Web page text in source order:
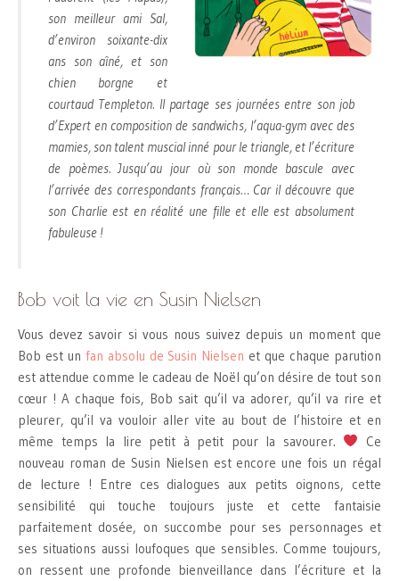
son meilleur ami Sal,
d’environ soixante-dix
ans son aîné, et son
chien borgne et
courtaud Templeton. Il partage ses journées entre son job
d’Expert en composition de sandwichs, l’aqua-gym avec des
mamies, son talent muscial inné pour le triangle, et l’écriture
de poèmes. Jusqu’au jour où son monde bascule avec
l’arrivée des correspondants français… Car il découvre que
son Charlie est en réalité une fille et elle est absolument
fabuleuse !
Bob voit la vie en Susin Nielsen
Vous devez savoir si vous nous suivez depuis un moment que
Bob est un fan absolu de Susin Nielsen et que chaque parution
est attendue comme le cadeau de Noël qu’on désire de tout son
cœur ! A chaque fois, Bob sait qu’il va adorer, qu’il va rire et
pleurer, qu’il va vouloir aller vite au bout de l’histoire et en
même temps la lire petit à petit pour la savourer.
Ce
nouveau roman de Susin Nielsen est encore une fois un régal
de lecture ! Entre ces dialogues aux petits oignons, cette
sensibilité qui touche toujours juste et cette fantaisie
parfaitement dosée, on succombe pour ses personnages et
ses situations aussi loufoques que sensibles. Comme toujours,
on ressent une profonde bienveillance dans l’écriture et la